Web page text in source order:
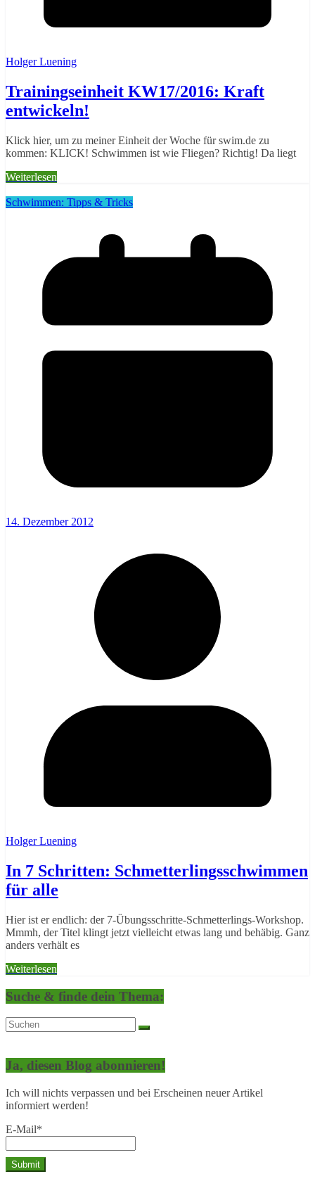
Holger Luening
Trainingseinheit KW17/2016: Kraft
entwickeln!
Klick hier, um zu meiner Einheit der Woche für swim.de zu
kommen: KLICK! Schwimmen ist wie Fliegen? Richtig! Da liegt
Weiterlesen
Schwimmen: Tipps & Tricks
14. Dezember 2012
Holger Luening
In 7 Schritten: Schmetterlingsschwimmen
für alle
Hier ist er endlich: der 7-Übungsschritte-Schmetterlings-Workshop.
Mmmh, der Titel klingt jetzt vielleicht etwas lang und behäbig. Ganz
anders verhält es
Weiterlesen
Suche & finde dein Thema:
Ja, diesen Blog abonnieren!
Ich will nichts verpassen und bei Erscheinen neuer Artikel
informiert werden!
E-Mail*